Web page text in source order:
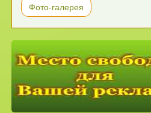
Фото-галерея